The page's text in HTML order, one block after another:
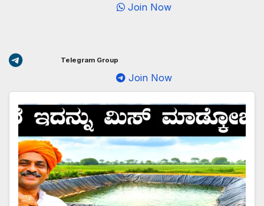
Join Now
Telegram Group
Join Now